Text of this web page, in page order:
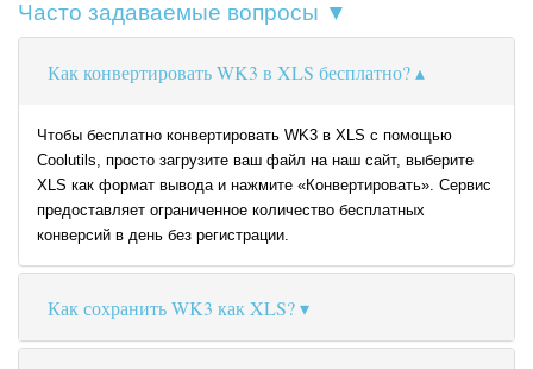
Часто задаваемые вопросы ▼
Как конвертировать WK3 в XLS бесплатно?
Чтобы бесплатно конвертировать WK3 в XLS с помощью
Coolutils, просто загрузите ваш файл на наш сайт, выберите
XLS как формат вывода и нажмите «Конвертировать». Сервис
предоставляет ограниченное количество бесплатных
конверсий в день без регистрации.
Как сохранить WK3 как XLS?